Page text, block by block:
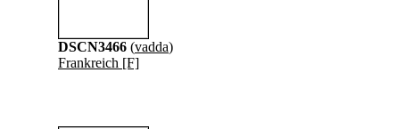
DSCN3466 (vadda)
Frankreich [F]